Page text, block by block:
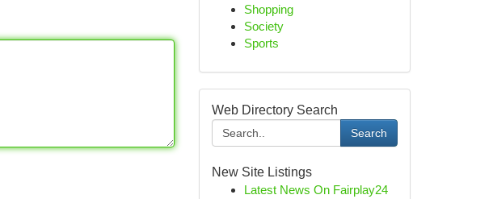
Shopping
Society
Sports
Web Directory Search
Search
New Site Listings
Latest News On Fairplay24